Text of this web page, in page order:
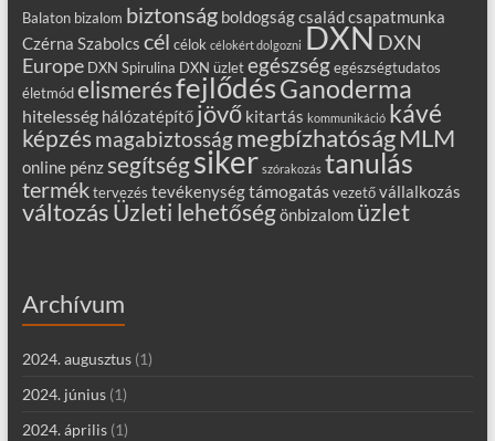
Balaton bizalom biztonság boldogságcsaládcsapatmunka
Czérna Szabolcs cél célok célokért dolgozni DXNDXN
Europe DXN Spirulina DXN üzlet egészség egészségtudatos
életmód elismerésfejlődésGanoderma
hitelesség hálózatépítő jövő kitartás kommunikáció kávé
képzésmagabiztosságmegbízhatóság MLM
online pénz segítségsiker szórakozás tanulás
termék tervezés tevékenységtámogatás vezető vállalkozás
változás Üzleti lehetőségönbizalom üzlet
Archívum
2024. augusztus(1)
2024. június(1)
2024. április(1)